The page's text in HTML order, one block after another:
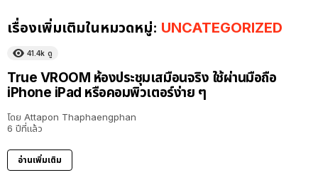
เรื่องเพิ่มเติมในหมวดหมู่: UNCATEGORIZED
41.4k ดู
True VROOM ห้องประชุมเสมือนจริง ใช้ผ่านมือถือ
iPhone iPad หรือคอมพิวเตอร์ง่าย ๆ
โดย Attapon Thaphaengphan
6 ปีที่แล้ว
อ่านเพิ่มเติม